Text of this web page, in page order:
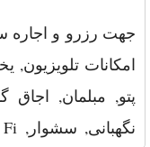
جهت رزرو و اجاره
امکانات
پتو, مبلمان,